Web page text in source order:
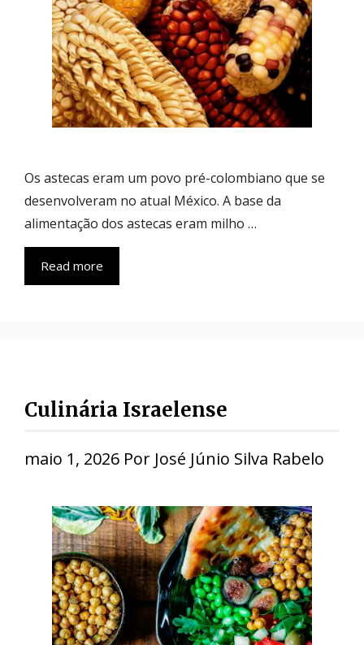
Os astecas eram um povo pré-colombiano que se
desenvolveram no atual México. A base da
alimentação dos astecas eram milho …
Read more
Culinária Israelense
maio 1, 2026 Por José Júnio Silva Rabelo